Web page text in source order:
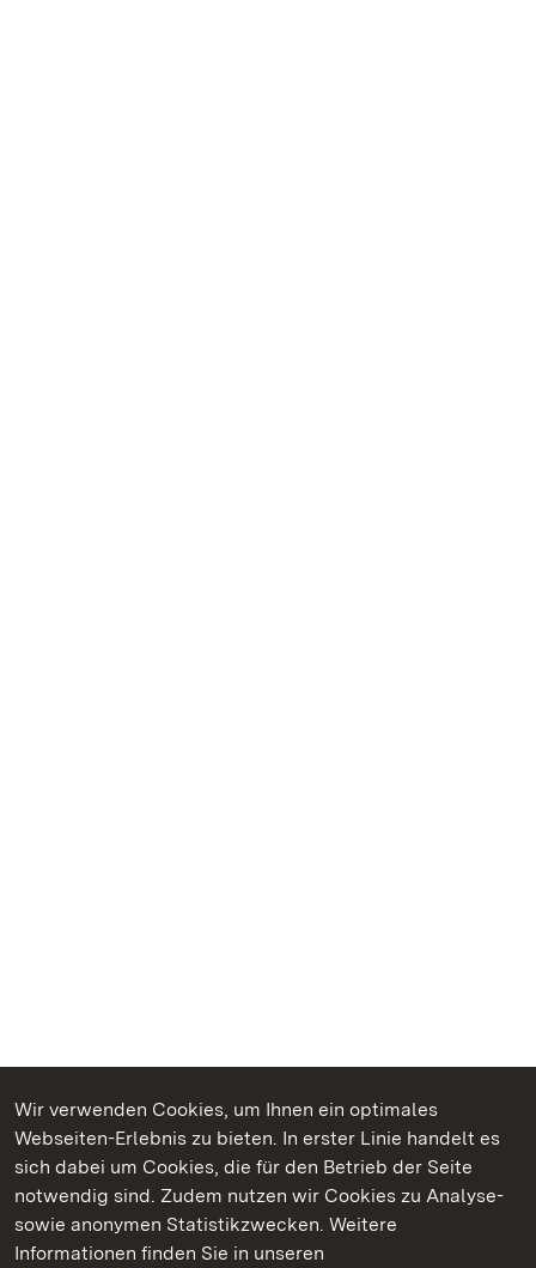
Wir verwenden Cookies, um Ihnen ein optimales
Webseiten-Erlebnis zu bieten. In erster Linie handelt es
sich dabei um Cookies, die für den Betrieb der Seite
notwendig sind. Zudem nutzen wir Cookies zu Analyse-
sowie anonymen Statistikzwecken. Weitere
Informationen finden Sie in unseren
Kommen. Staunen. Genießen.